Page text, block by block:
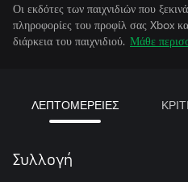
Οι εκδότες των παιχνιδιών που
πληροφορίες του προφίλ σας Xbox
διάρκεια του παιχνιδιού. Μάθε
ΛΕΠΤΟΜΕΡΕΙΕΣ
Συλλογή